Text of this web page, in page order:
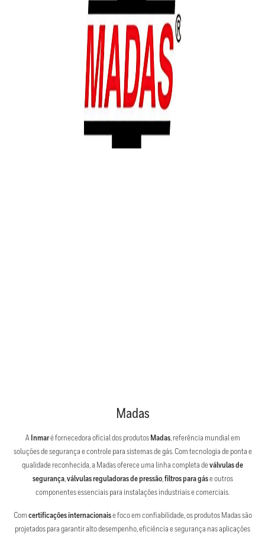
Madas
A Inmaré fornecedora oficial dos produtos Madas, referência mundial em
soluções de segurança e controle para sistemas de gás. Com tecnologia de ponta e
qualidade reconhecida, a Madas oferece uma linha completa deválvulas de
segurança,válvulas reguladoras de pressão,filtros para gáse outros
componentes essenciais para instalações industriais e comerciais.
Com certificações internacionaise foco em confiabilidade, os produtos Madas são
projetados para garantir alto desempenho, eficiência e segurança nas aplicações